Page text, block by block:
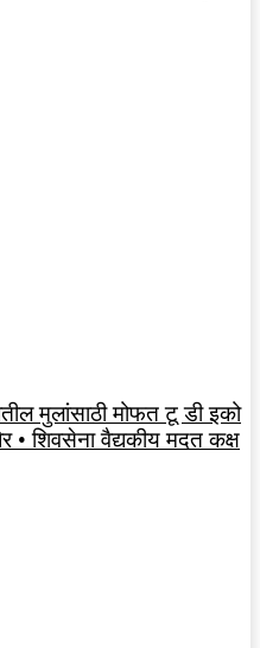
मुलांसाठी मोफत टू डी इको
• शिवसेना वैद्यकीय मदत कक्ष